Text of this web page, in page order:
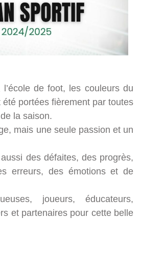
de foot, les couleurs du
portées fièrement par toutes
la saison.
mais une seule passion et un
des défaites, des progrès,
erreurs, des émotions et de
joueurs, éducateurs,
et partenaires pour cette belle